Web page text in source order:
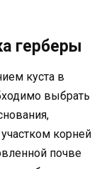
герберы
куста в
выбрать
корней
почве